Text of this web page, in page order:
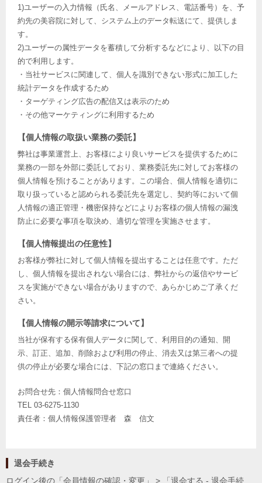
1)ユーザーの入力情報（氏名、メールアドレス、電話番号）を、予
約先の美容院に対して、システム上のデータ転送にて、提供しま
す。
2)ユーザーの属性データを蓄積して分析するなどにより、以下の目
的で利用します。
・当社サービスに関連して、個人を識別できない形式に加工した
統計データを作成するため
・ターゲティング広告の配信又は表示のため
・その他マーケティングに利用するため
【個人情報の取扱い業務の委託】
弊社は事業運営上、お客様により良いサービスを提供するために
業務の一部を外部に委託しており、業務委託先に対してお客様の
個人情報を預けることがあります。この場合、個人情報を適切に
取り扱っていると認められる委託先を選定し、契約等において個
人情報の適正管理・機密保持などによりお客様の個人情報の漏洩
防止に必要な事項を取決め、適切な管理を実施させます。
【個人情報提出の任意性】
お客様が弊社に対して個人情報を提出することは任意です。ただ
し、個人情報を提出されない場合には、弊社からの返信やサービ
スを実施ができない場合がありますので、あらかじめご了承くだ
さい。
【個人情報の開示等請求について】
当社が保有する保有個人データに関して、利用目的の通知、開
示、訂正、追加、削除および利用の停止、消去又は第三者への提
供の停止が必要な場合には、下記の窓口まで連絡ください。
お問合せ先：個人情報問合せ窓口
TEL 03-6275-1130
責任者：個人情報保護管理者 森 信文
退会手続き
ログイン後の「会員情報の確認・変更」 > 「退会する - 退会手続